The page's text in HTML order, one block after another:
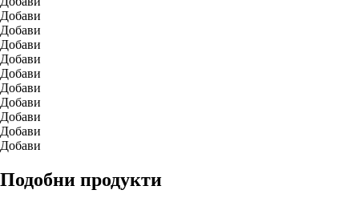
Добави
Добави
Добави
Добави
Добави
Добави
Добави
Добави
Добави
Добави
Подобни продукти